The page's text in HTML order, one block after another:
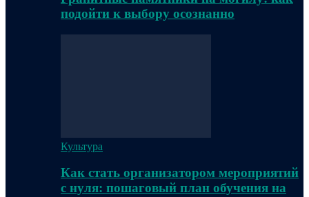
подойти к выбору осознанно
Культура
Как стать организатором мероприятий
с нуля: пошаговый план обучения на